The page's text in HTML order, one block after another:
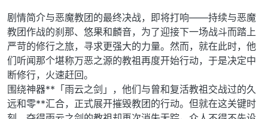
剧情简介与恶魔教团的最终决战，即将打响——持续与恶魔
教团作战的刹那、悠果和麟音，为了迎接下一场战斗而踏上
严苛的修行之旅，寻求更强大的力量。然而，就在此时，他
们听闻那个堪称万恶之源的教祖再度开始行动，于是决定中
断修行，火速赶回。
围绕神器**「雨云之剑」，他们与曾和复活教祖交战过的久
远和零**汇合，正式展开摧毁教团的行动。但就在这关键时